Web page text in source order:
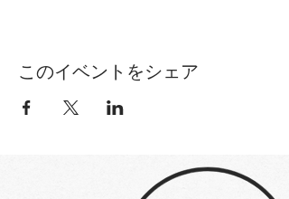
このイベントをシェア